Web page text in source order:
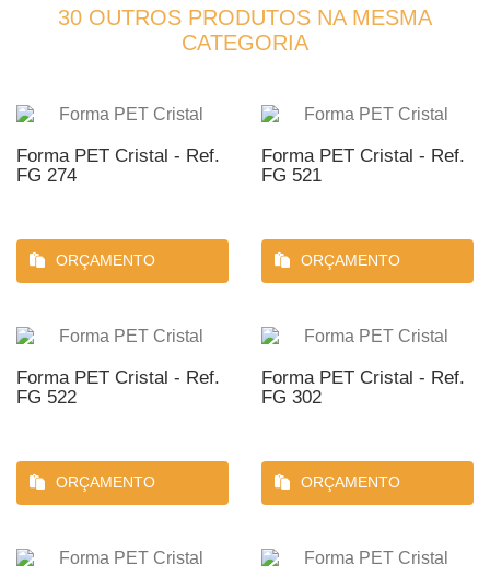
30 OUTROS PRODUTOS NA MESMA
CATEGORIA
Forma PET Cristal - Ref.
FG 274
ORÇAMENTO
Forma PET Cristal - Ref.
FG 521
ORÇAMENTO
Forma PET Cristal - Ref.
FG 522
ORÇAMENTO
Forma PET Cristal - Ref.
FG 302
ORÇAMENTO